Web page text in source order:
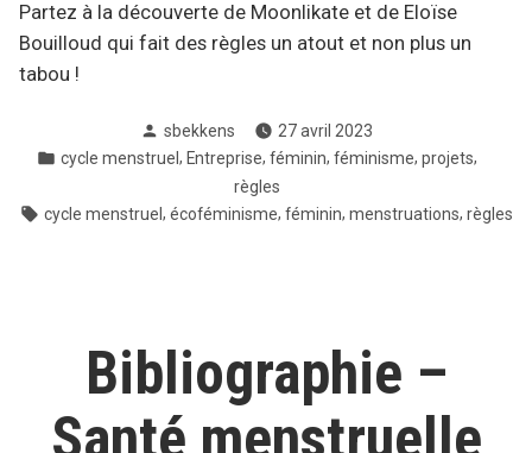
Partez à la découverte de Moonlikate et de Eloïse
Bouilloud qui fait des règles un atout et non plus un
tabou !
Posté
par
sbekkens
27 avril 2023
Posté
cycle menstruel , Entreprise, féminin, féminisme, projets,
règles
Tags:
cycle menstruel , écoféminisme, féminin, menstruations, règles
Bibliographie –
Santé menstruelle